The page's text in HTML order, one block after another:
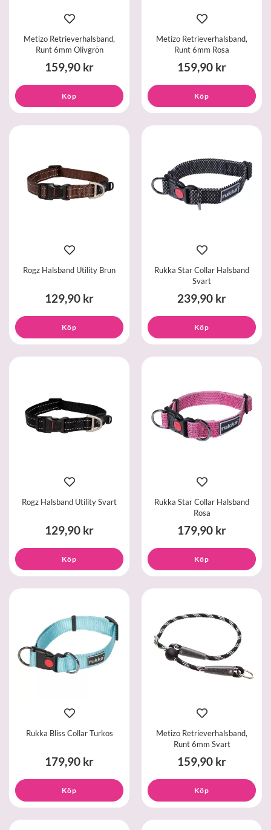
Metizo Retrieverhalsband,
Runt 6mm Olivgrön
159,90 kr
Köp
Metizo Retrieverhalsband,
Runt 6mm Rosa
159,90 kr
Köp
Rogz Halsband Utility Brun
129,90 kr
Köp
Rukka Star Collar Halsband
Svart
239,90 kr
Köp
Rogz Halsband Utility Svart
129,90 kr
Köp
Rukka Star Collar Halsband
Rosa
179,90 kr
Köp
Rukka Bliss Collar Turkos
179,90 kr
Köp
Metizo Retrieverhalsband,
Runt 6mm Svart
159,90 kr
Köp